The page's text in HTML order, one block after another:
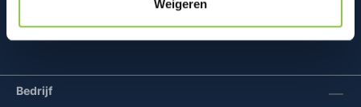
Weigeren
Bedrijf